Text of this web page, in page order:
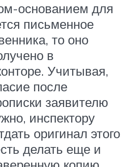
основанием для
письменное
то оно
в
Учитывая,
после
заявителю
инспектору
оригинал этого
делать еще и